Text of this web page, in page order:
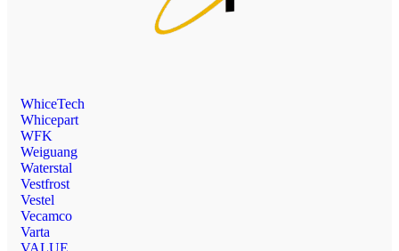
WhiceTech
Whicepart
WFK
Weiguang
Waterstal
Vestfrost
Vestel
Vecamco
Varta
VALUE